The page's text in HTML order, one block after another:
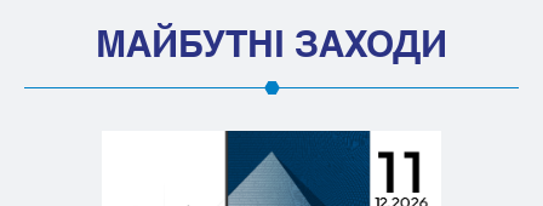
МАЙБУТНІ ЗАХОДИ